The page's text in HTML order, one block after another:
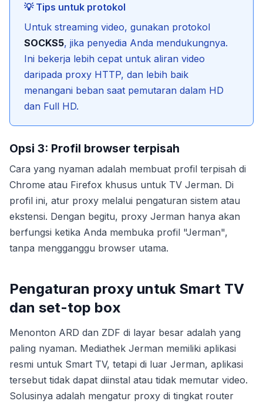
💡 Tips untuk protokol
Untuk streaming video, gunakan protokol
SOCKS5, jika penyedia Anda mendukungnya.
Ini bekerja lebih cepat untuk aliran video
daripada proxy HTTP, dan lebih baik
menangani beban saat pemutaran dalam HD
dan Full HD.
Opsi 3: Profil browser terpisah
Cara yang nyaman adalah membuat profil terpisah di
Chrome atau Firefox khusus untuk TV Jerman. Di
profil ini, atur proxy melalui pengaturan sistem atau
ekstensi. Dengan begitu, proxy Jerman hanya akan
berfungsi ketika Anda membuka profil "Jerman",
tanpa mengganggu browser utama.
Pengaturan proxy untuk Smart TV
dan set-top box
Menonton ARD dan ZDF di layar besar adalah yang
paling nyaman. Mediathek Jerman memiliki aplikasi
resmi untuk Smart TV, tetapi di luar Jerman, aplikasi
tersebut tidak dapat diinstal atau tidak memutar video.
Solusinya adalah mengatur proxy di tingkat router